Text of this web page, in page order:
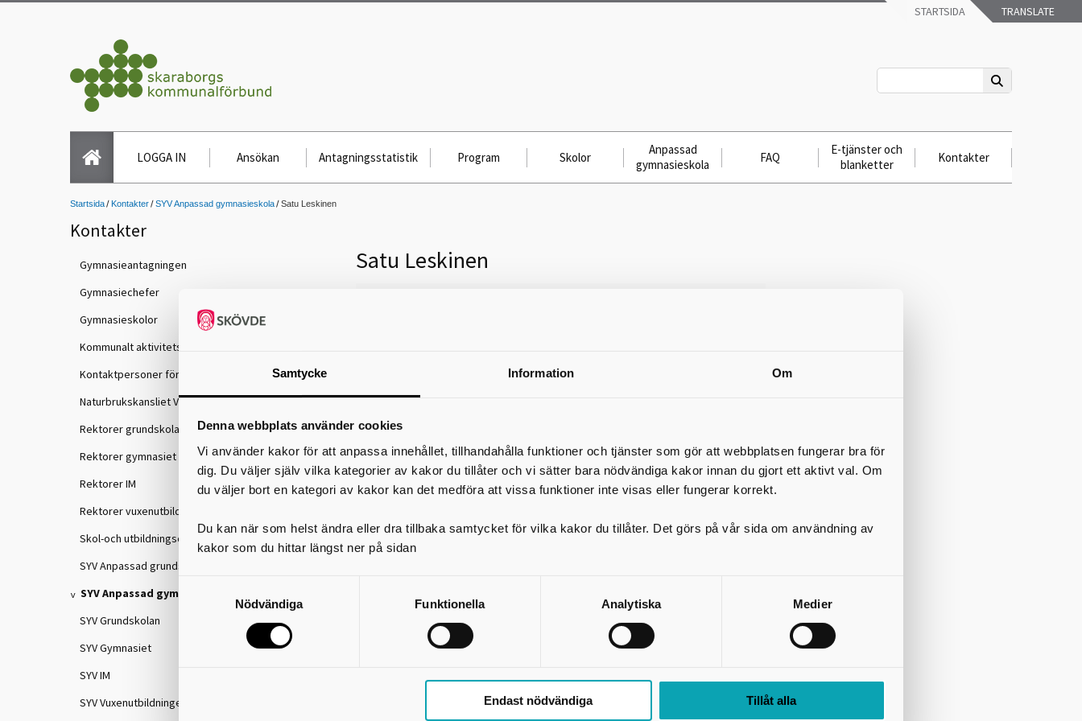
Samtycke Information Om
Denna webbplats använder cookies
Vi använder kakor för att anpassa innehållet, tillhandahålla funktioner och tjänster som gör att webbplatsen fungerar bra för
dig. Du väljer själv vilka kategorier av kakor du tillåter och vi sätter bara nödvändiga kakor innan du gjort ett aktivt val. Om
du väljer bort en kategori av kakor kan det medföra att vissa funktioner inte visas eller fungerar korrekt.
Du kan när som helst ändra eller dra tillbaka samtycket för vilka kakor du tillåter. Det görs på vår sida om användning av
kakor som du hittar längst ner på sidan
Nödvändiga Funktionella Analytiska Medier
Endast nödvändiga Tillåt alla
STARTSIDA TRANSLATE
LOGGA IN Ansökan Antagningsstatistik Program Skolor
Anpassad
gymnasieskola
FAQ
E-tjänster och
blanketter
Kontakter
Startsida Kontakter SYV Anpassad gymnasieskola Satu Leskinen
Kontakter
Gymnasieantagningen
Gymnasiechefer
Gymnasieskolor
Kommunalt aktivitetsansvar (KAA)
Kontaktpersoner för IKE
Naturbrukskansliet VGR
Rektorer grundskolan
Rektorer gymnasiet
Rektorer IM
Rektorer vuxenutbildningen
Skol-och utbildningschefer
SYV Anpassad grundskola
SYV Anpassad gymnasieskola
SYV Grundskolan
SYV Gymnasiet
SYV IM
SYV Vuxenutbildningen
Satu Leskinen
Telefon
*Ämne
*Meddelande